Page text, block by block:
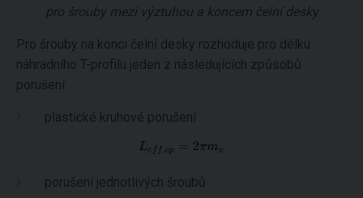
pro šrouby mezi výztuhou a koncem čelní desky
Pro šrouby na konci čelní desky rozhoduje pro délku
náhradního T-profilu jeden z následujících způsobů
porušení:
plastické kruhové porušení
porušení jednotlivých šroubů